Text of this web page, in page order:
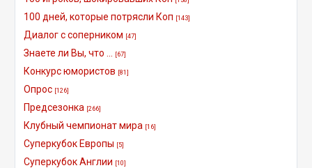
100 дней, которые потрясли Коп [143]
Диалог с соперником [47]
Знаете ли Вы, что ... [67]
Конкурс юмористов [81]
Опрос [126]
Предсезонка [266]
Клубный чемпионат мира [16]
Суперкубок Европы [5]
Суперкубок Англии [10]